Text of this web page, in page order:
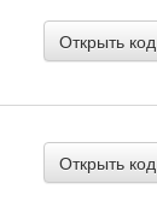
Открыть код
Открыть код